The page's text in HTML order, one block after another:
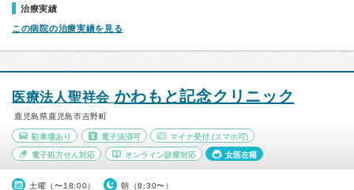
治療実績
この病院の治療実績を見る
医療法人聖祥会 かわもと記念クリニック
鹿児島県鹿児島市吉野町
駐車場あり 電子決済可 マイナ受付 (スマホ可)
電子処方せん対応 オンライン診療対応 女医在籍
土曜（〜18:00） 朝（8:30〜）